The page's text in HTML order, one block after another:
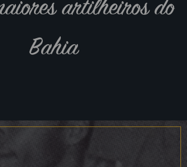
artilheiros do
Bahia